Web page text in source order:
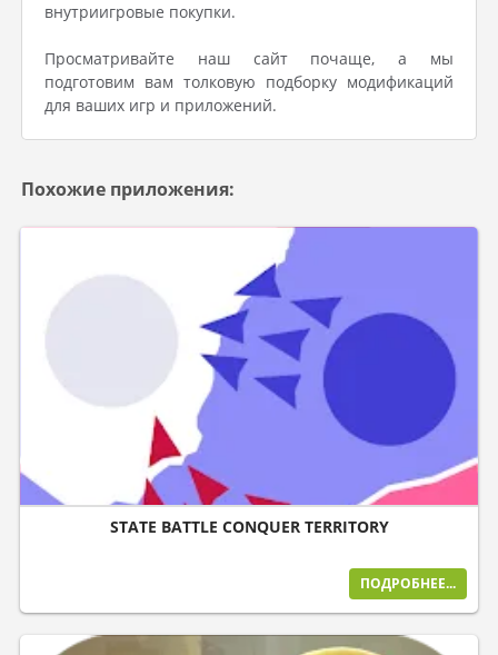
внутриигровые покупки.
Просматривайте наш сайт почаще, а мы
подготовим вам толковую подборку модификаций
для ваших игр и приложений.
Похожие приложения:
STATE BATTLE CONQUER TERRITORY
ПОДРОБНЕЕ...